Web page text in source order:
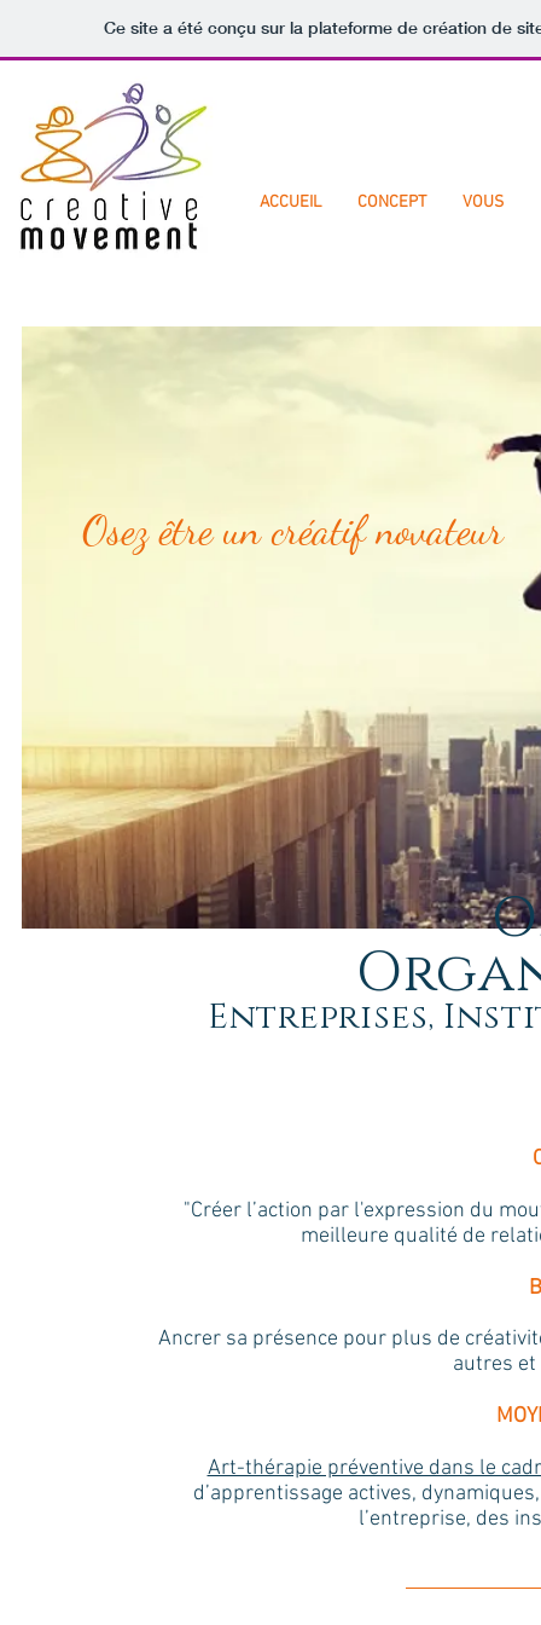
Ce site a été conçu sur la plateforme de création de
ACCUEIL CONCEPT VOUS
Entreprises,
"Créer l’action par l'expression du
meilleure qualité de
Ancrer sa présence pour plus de
autres
Art-thérapie préventive dans le
d’apprentissage actives,
l’entreprise, des
Osez être un créatif novateur